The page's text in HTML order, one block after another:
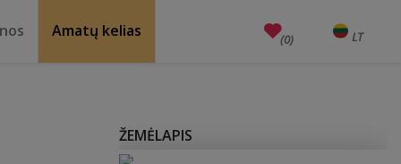
Amatų kelias (0) LT
EN
ŽEMĖLAPIS